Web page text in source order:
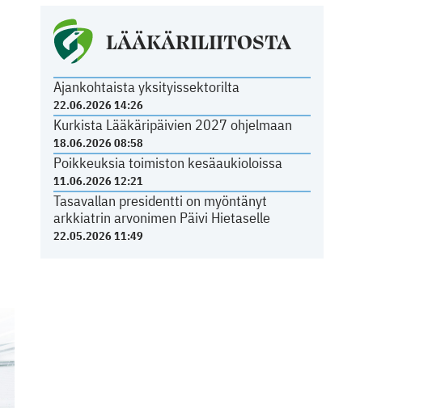
LÄÄKÄRILIITOSTA
Ajankohtaista yksityissektorilta
22.06.2026 14:26
Kurkista Lääkäripäivien 2027 ohjelmaan
18.06.2026 08:58
Poikkeuksia toimiston kesäaukioloissa
11.06.2026 12:21
Tasavallan presidentti on myöntänyt
arkkiatrin arvonimen Päivi Hietaselle
22.05.2026 11:49